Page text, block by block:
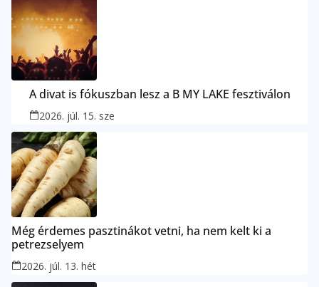
A divat is fókuszban lesz a B MY LAKE fesztiválon
2026. júl. 15. sze
Még érdemes pasztinákot vetni, ha nem kelt ki a
petrezselyem
2026. júl. 13. hét